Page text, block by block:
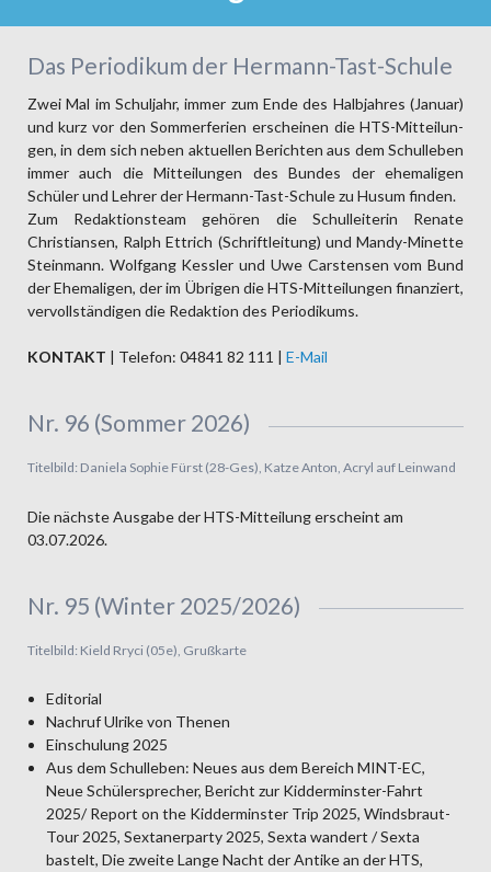
Das Periodikum der Hermann-Tast-Schule
Zwei Mal im Schul­jahr, immer zum Ende des Halb­jahres (Januar)
und kurz vor den Sommer­ferien erschei­nen die HTS-Mit­teilun­
gen, in dem sich neben aktu­ellen Berich­ten aus dem Schul­leben
immer auch die Mit­teilun­gen des Bundes der ehe­maligen
Schüler und Lehrer der Hermann-Tast-Schule zu Husum finden.
Zum Redak­tions­team gehören die Schul­leiterin Renate
Christiansen, Ralph Ettrich (Schrift­leitung) und Mandy-Minette
Stein­mann. Wolfgang Kessler und Uwe Carstensen vom Bund
der Ehema­ligen, der im Übrigen die HTS-Mittei­lungen finanziert,
ver­voll­ständigen die Redak­tion des Periodi­kums.
KONTAKT | Telefon: 04841 82 111 | E-Mail
Nr. 96 (Sommer 2026)
Titelbild: Daniela Sophie Fürst (28-Ges), Katze Anton, Acryl auf Leinwand
Die nächste Ausgabe der HTS-Mitteilung erscheint am
03.07.2026.
Nr. 95 (Winter 2025/2026)
Titelbild: Kield Rryci (05e), Grußkarte
Editorial
Nachruf Ulrike von Thenen
Einschulung 2025
Aus dem Schulleben: Neues aus dem Bereich MINT-EC,
Neue Schülersprecher, Bericht zur Kidderminster-Fahrt
2025/ Report on the Kidderminster Trip 2025, Windsbraut-
Tour 2025, Sextanerparty 2025, Sexta wandert / Sexta
bastelt, Die zweite Lange Nacht der Antike an der HTS,